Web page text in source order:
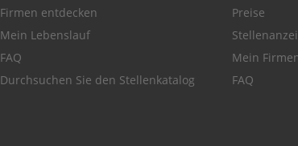
Firmen entdecken
Mein Lebenslauf
FAQ
Durchsuchen Sie den Stellenkatalog
Preise
Mein
FAQ